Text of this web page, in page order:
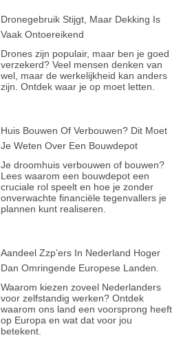
Dronegebruik Stijgt, Maar Dekking Is
Vaak Ontoereikend
Drones zijn populair, maar ben je goed
verzekerd? Veel mensen denken van
wel, maar de werkelijkheid kan anders
zijn. Ontdek waar je op moet letten.
Huis Bouwen Of Verbouwen? Dit Moet
Je Weten Over Een Bouwdepot
Je droomhuis verbouwen of bouwen?
Lees waarom een bouwdepot een
cruciale rol speelt en hoe je zonder
onverwachte financiële tegenvallers je
plannen kunt realiseren.
Aandeel Zzp’ers In Nederland Hoger
Dan Omringende Europese Landen.
Waarom kiezen zoveel Nederlanders
voor zelfstandig werken? Ontdek
waarom ons land een voorsprong heeft
op Europa en wat dat voor jou
betekent.